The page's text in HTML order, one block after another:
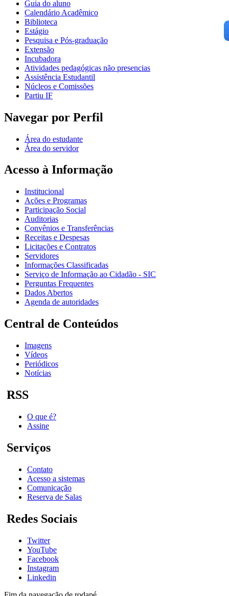
Guia do aluno
Calendário Acadêmico
Biblioteca
Estágio
Pesquisa e Pós-graduação
Extensão
Incubadora
Atividades pedagógicas não presencias
Assistência Estudantil
Núcleos e Comissões
Partiu IF
Navegar por Perfil
Área do estudante
Área do servidor
Acesso à Informação
Institucional
Ações e Programas
Participação Social
Auditorias
Convênios e Transferências
Receitas e Despesas
Licitações e Contratos
Servidores
Informações Classificadas
Serviço de Informação ao Cidadão - SIC
Perguntas Frequentes
Dados Abertos
Agenda de autoridades
Central de Conteúdos
Imagens
Vídeos
Periódicos
Notícias
RSS
O que é?
Assine
Serviços
Contato
Acesso a sistemas
Comunicação
Reserva de Salas
Redes Sociais
Twitter
YouTube
Facebook
Instagram
Linkedin